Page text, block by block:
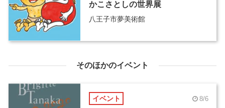
かこさとしの世界展
八王子市夢美術館
そのほかのイベント
イベント 8/6